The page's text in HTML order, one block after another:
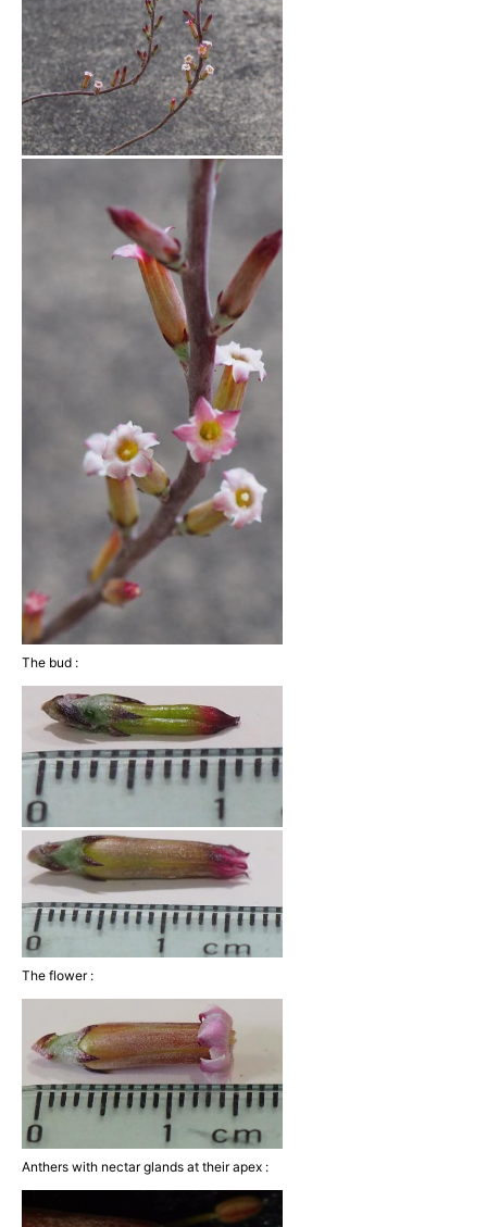
The bud :
The flower :
Anthers with nectar glands at their apex :